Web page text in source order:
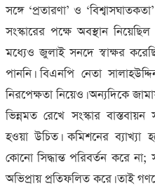
সঙ্গে ‘প্রতারণা’ ও
সংস্কারের পক্ষে অবস্থান
মধ্যেও জুলাই সনদে স্বাক্ষর
পাননি। বিএনপি নেতা
নিরপেক্ষতা নিয়েও। অন্যদিকে
ভিন্নমত রেখে সংস্কার
হওয়া উচিত। কমিশনের ব্যাখ্যা
কোনো সিদ্ধান্ত পরিবর্তন করে না;
অভিপ্রায় প্রতিফলিত করে। তাই